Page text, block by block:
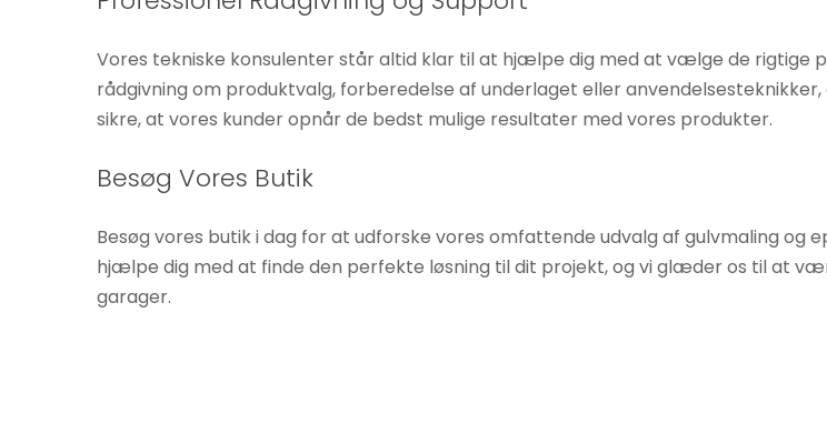
Vores tekniske konsulenter står altid klar til at hjælpe dig med at vælge de rigtige
rådgivning om produktvalg, forberedelse af underlaget eller
sikre, at vores kunder opnår de bedst mulige resultater med vores produkter.
Besøg Vores Butik
Besøg vores butik i dag for at udforske vores omfattende udvalg af gulvmaling og
hjælpe dig med at finde den perfekte løsning til dit projekt, og vi glæder os til at
garager.